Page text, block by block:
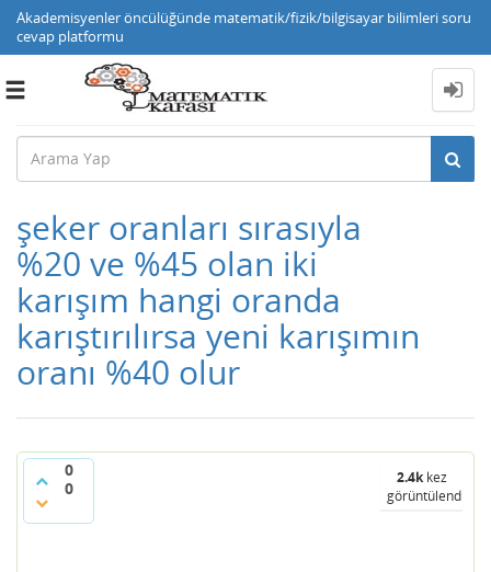
Akademisyenler öncülüğünde matematik/fizik/bilgisayar bilimleri soru
cevap platformu
Toggle
şeker oranları sırasıyla
%20 ve %45 olan iki
karışım hangi oranda
karıştırılırsa yeni karışımın
oranı %40 olur
0
0
2.4kkez
görüntülendi